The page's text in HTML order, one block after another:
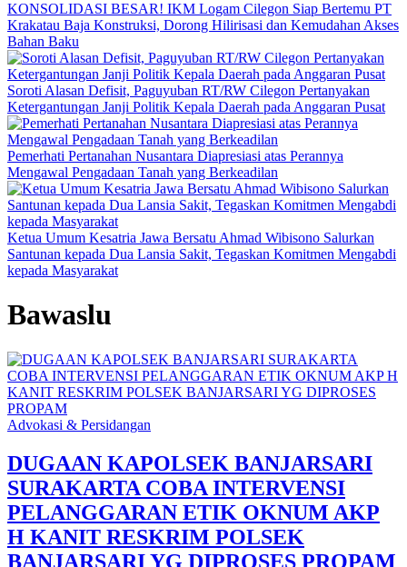
KONSOLIDASI BESAR! IKM Logam Cilegon Siap Bertemu PT
Krakatau Baja Konstruksi, Dorong Hilirisasi dan Kemudahan Akses
Bahan Baku
Soroti Alasan Defisit, Paguyuban RT/RW Cilegon Pertanyakan
Ketergantungan Janji Politik Kepala Daerah pada Anggaran Pusat
Pemerhati Pertanahan Nusantara Diapresiasi atas Perannya
Mengawal Pengadaan Tanah yang Berkeadilan
Ketua Umum Kesatria Jawa Bersatu Ahmad Wibisono Salurkan
Santunan kepada Dua Lansia Sakit, Tegaskan Komitmen Mengabdi
kepada Masyarakat
Bawaslu
Advokasi & Persidangan
DUGAAN KAPOLSEK BANJARSARI
SURAKARTA COBA INTERVENSI
PELANGGARAN ETIK OKNUM AKP
H KANIT RESKRIM POLSEK
BANJARSARI YG DIPROSES PROPAM